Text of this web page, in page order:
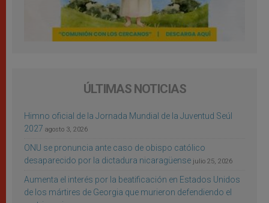
ÚLTIMAS NOTICIAS
Himno oficial de la Jornada Mundial de la Juventud Seúl
2027 agosto 3, 2026
ONU se pronuncia ante caso de obispo católico
desaparecido por la dictadura nicaragüense julio 25, 2026
Aumenta el interés por la beatificación en Estados Unidos
de los mártires de Georgia que murieron defendiendo el